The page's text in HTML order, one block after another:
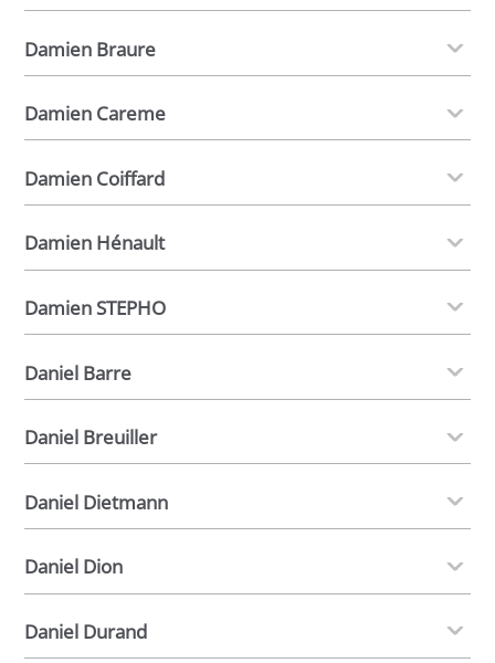
Damien Braure
Damien Careme
Damien Coiffard
Damien Hénault
Damien STEPHO
Daniel Barre
Daniel Breuiller
Daniel Dietmann
Daniel Dion
Daniel Durand